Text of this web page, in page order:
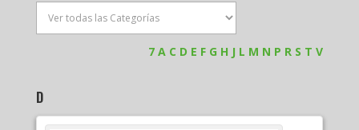
7 A C D E F G H J L M N P R S T V
D